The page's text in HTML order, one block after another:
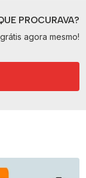
PROCURAVA?
agora mesmo!